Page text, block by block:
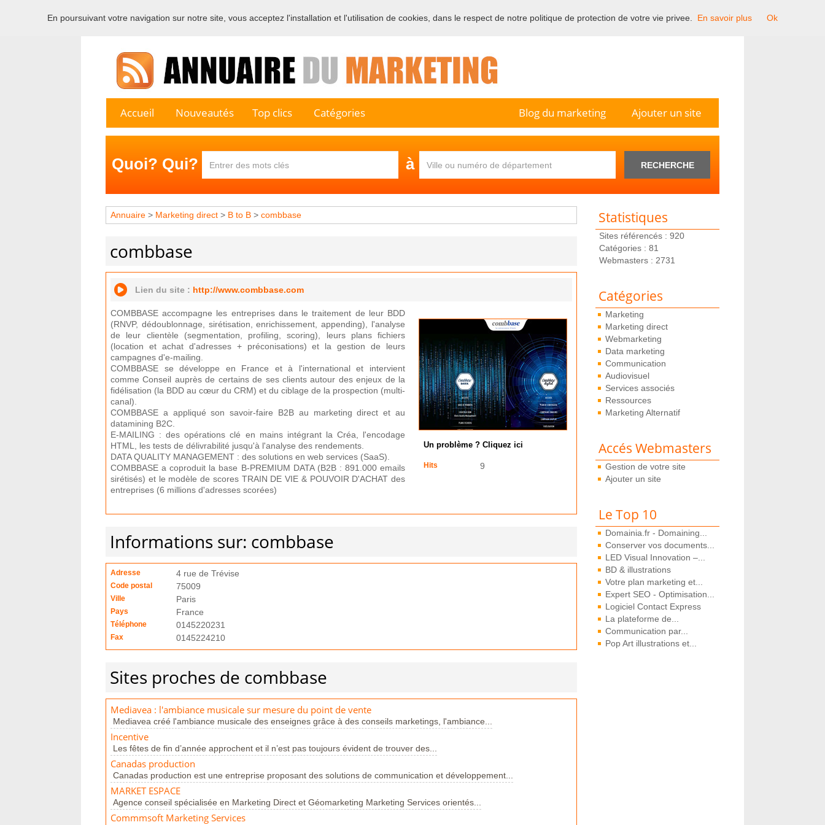
Bienvenue sur l'annuaire professionnel du marketing et de la communication en France.
Accueil Nouveautés Top clics Catégories Ajouter un site
Blog du marketing
Quoi? Qui? à RECHERCHE
Statistiques
Sites référencés : 920
Catégories : 81
Webmasters : 2731
Catégories
Marketing
Marketing direct
Webmarketing
Data marketing
Communication
Audiovisuel
Services associés
Ressources
Marketing Alternatif
Accés Webmasters
Gestion de votre site
Ajouter un site
Le Top 10
Domainia.fr - Domaining...
Conserver vos documents...
LED Visual Innovation –...
BD & illustrations
Votre plan marketing et...
Expert SEO - Optimisation...
Logiciel Contact Express
La plateforme de...
Communication par...
Pop Art illustrations et...
Annuaire > Marketing direct > B to B > combbase
combbase
Lien du site : http://www.combbase.com
COMBBASE accompagne les entreprises dans le traitement de leur BDD
(RNVP, dédoublonnage, sirétisation, enrichissement, appending), l'analyse
de leur clientèle (segmentation, profiling, scoring), leurs plans fichiers
(location et achat d'adresses + préconisations) et la gestion de leurs
campagnes d'e-mailing.
COMBBASE se développe en France et à l'international et intervient
comme Conseil auprès de certains de ses clients autour des enjeux de la
fidélisation (la BDD au cœur du CRM) et du ciblage de la prospection (multi-
canal).
COMBBASE a appliqué son savoir-faire B2B au marketing direct et au
datamining B2C.
E-MAILING : des opérations clé en mains intégrant la Créa, l'encodage
HTML, les tests de délivrabilité jusqu'à l'analyse des rendements.
DATA QUALITY MANAGEMENT : des solutions en web services (SaaS).
COMBBASE a coproduit la base B-PREMIUM DATA (B2B : 891.000 emails
sirétisés) et le modèle de scores TRAIN DE VIE & POUVOIR D'ACHAT des
entreprises (6 millions d'adresses scorées)
Un problème ? Cliquez ici
Hits 9
Informations sur: combbase
Adresse 4 rue de Trévise
Code postal 75009
Ville Paris
Pays France
Téléphone 0145220231
Fax 0145224210
Sites proches de combbase
Mediavea : l'ambiance musicale sur mesure du point de vente
Mediavea créé l'ambiance musicale des enseignes grâce à des conseils marketings, l'ambiance...
Incentive
Les fêtes de fin d’année approchent et il n’est pas toujours évident de trouver des...
Canadas production
Canadas production est une entreprise proposant des solutions de communication et développement...
MARKET ESPACE
Agence conseil spécialisée en Marketing Direct et Géomarketing Marketing Services orientés...
Commmsoft Marketing Services
En poursuivant votre navigation sur notre site, vous acceptez l'installation et l'utilisation de cookies, dans le respect de notre politique de protection de votre vie privee. En savoir plus Ok